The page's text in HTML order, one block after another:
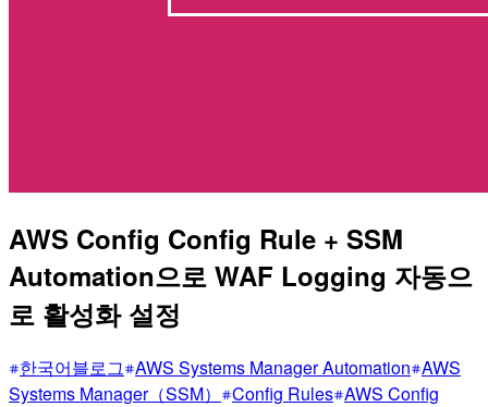
AWS Config Config Rule + SSM
Automation으로 WAF Logging 자동으
로 활성화 설정
한국어블로그 AWS Systems Manager Automation AWS
Systems Manager（SSM）
Config Rules AWS Config